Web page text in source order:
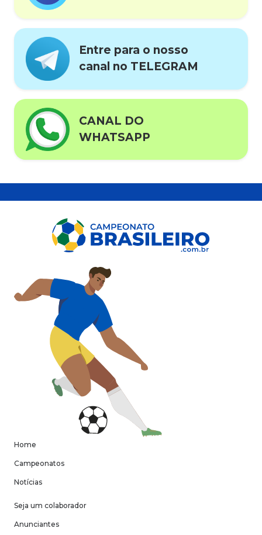
Entre para o nosso
canal no TELEGRAM
CANAL DO
WHATSAPP
Home
Campeonatos
Notícias
Seja um colaborador
Anunciantes